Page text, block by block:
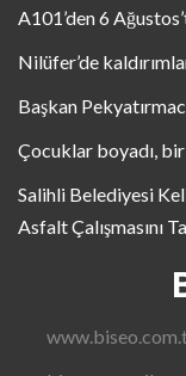
A101’den 6
Nilüfer’de
Başkan
Çocuklar boyadı,
Salihli Belediyesi
Asfalt Çalışmasını